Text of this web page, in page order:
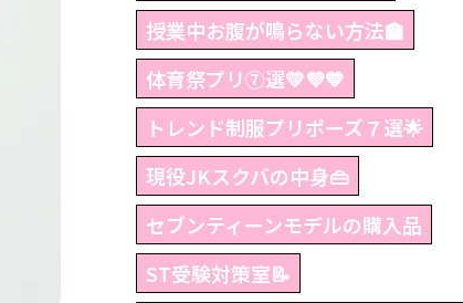
授業中お腹が鳴らない方法🏫
体育祭プリ⑦選💛💜💙
トレンド制服プリポーズ７選🌟
現役JKスクバの中身👜
セブンティーンモデルの購入品
ST受験対策室📝